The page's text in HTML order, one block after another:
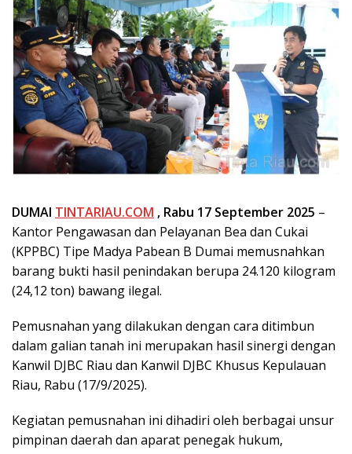
DUMAI TINTARIAU.COM , Rabu 17 September 2025 –
Kantor Pengawasan dan Pelayanan Bea dan Cukai
(KPPBC) Tipe Madya Pabean B Dumai memusnahkan
barang bukti hasil penindakan berupa 24.120 kilogram
(24,12 ton) bawang ilegal.
Pemusnahan yang dilakukan dengan cara ditimbun
dalam galian tanah ini merupakan hasil sinergi dengan
Kanwil DJBC Riau dan Kanwil DJBC Khusus Kepulauan
Riau, Rabu (17/9/2025).
Kegiatan pemusnahan ini dihadiri oleh berbagai unsur
pimpinan daerah dan aparat penegak hukum,